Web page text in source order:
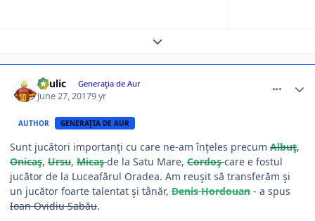
Expand topic overview
Raulic Generaţia de Aur
June 27, 20179 yr
AUTHOR GENERAŢIA DE AUR
Sunt jucători importanţi cu care ne-am înţeles precum Albuţ,
Onicaş, Ursu, Micaşde la Satu Mare, Cordoş care e fostul
jucător de la Luceafărul Oradea. Am reuşit să transferăm şi
un jucător foarte talentat şi tânăr, Denis Hordouan - a spus
Ioan Ovidiu Sabău.